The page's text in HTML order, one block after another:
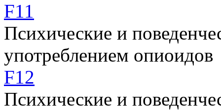
F11
Психические и
употреблением опиоидов
F12
Психические и